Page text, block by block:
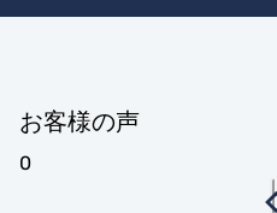
お客様の声
0